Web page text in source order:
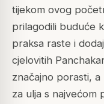
tijekom ovog
prilagodili buduće
praksa raste i
cjelovitih
značajno porasti,
za ulja s najvećom